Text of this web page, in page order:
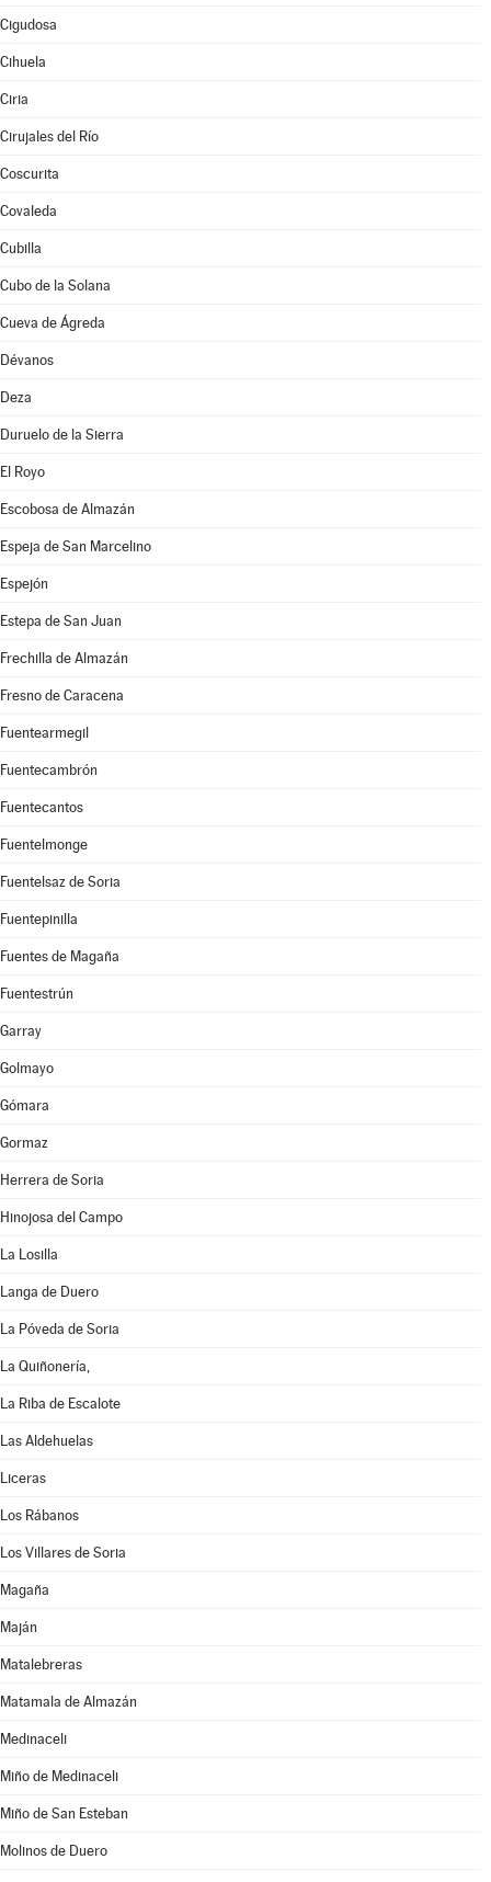
Cigudosa
Cihuela
Ciria
Cirujales del Río
Coscurita
Covaleda
Cubilla
Cubo de la Solana
Cueva de Ágreda
Dévanos
Deza
Duruelo de la Sierra
El Royo
Escobosa de Almazán
Espeja de San Marcelino
Espejón
Estepa de San Juan
Frechilla de Almazán
Fresno de Caracena
Fuentearmegil
Fuentecambrón
Fuentecantos
Fuentelmonge
Fuentelsaz de Soria
Fuentepinilla
Fuentes de Magaña
Fuentestrún
Garray
Golmayo
Gómara
Gormaz
Herrera de Soria
Hinojosa del Campo
La Losilla
Langa de Duero
La Póveda de Soria
La Quiñonería,
La Riba de Escalote
Las Aldehuelas
Liceras
Los Rábanos
Los Villares de Soria
Magaña
Maján
Matalebreras
Matamala de Almazán
Medinaceli
Miño de Medinaceli
Miño de San Esteban
Molinos de Duero